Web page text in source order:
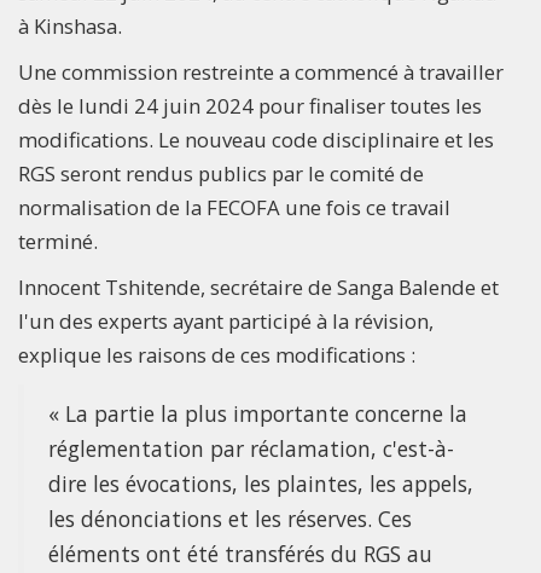
à Kinshasa.
Une commission restreinte a commencé à travailler
dès le lundi 24 juin 2024 pour finaliser toutes les
modifications. Le nouveau code disciplinaire et les
RGS seront rendus publics par le comité de
normalisation de la FECOFA une fois ce travail
terminé.
Innocent Tshitende, secrétaire de Sanga Balende et
l'un des experts ayant participé à la révision,
explique les raisons de ces modifications :
« La partie la plus importante concerne la
réglementation par réclamation, c'est-à-
dire les évocations, les plaintes, les appels,
les dénonciations et les réserves. Ces
éléments ont été transférés du RGS au